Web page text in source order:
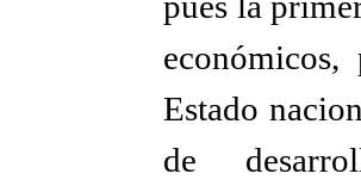
Estado
de